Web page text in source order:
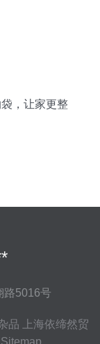
，让家更整
路5016号
品
上海依缔然贸
Sitemap